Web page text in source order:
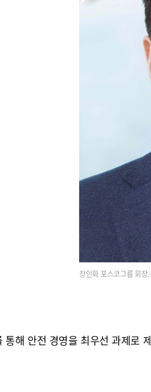
장인화 포스코그룹 회
해 안전 경영을 최우선 과제로